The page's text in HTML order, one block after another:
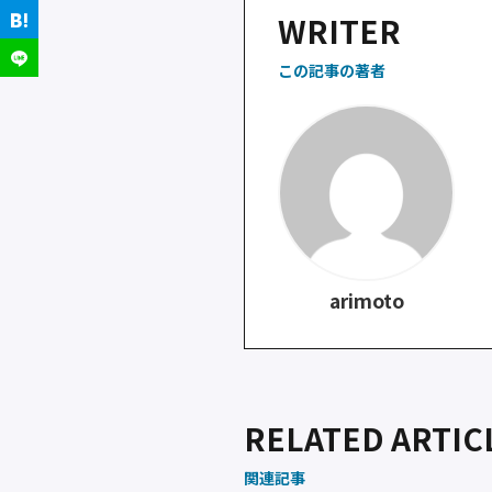
o
o
WRITER
この記事の著者
arimoto
RELATED
関連記事